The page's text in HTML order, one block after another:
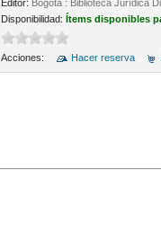
Editor: Bogotá : Biblioteca Jurídica
Disponibilidad: Ítems disponibles
Acciones: Hacer reserva